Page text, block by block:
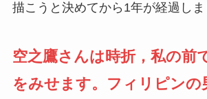
描こうと決めてから1年が経過しま
空之鷹さんは時折，私の前
をみせます。フィリピンの